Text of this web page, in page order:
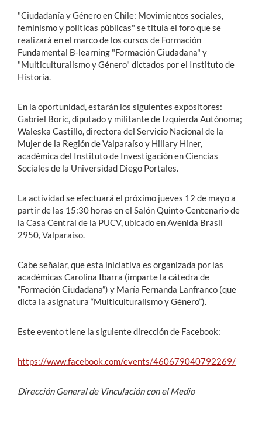
"Ciudadanía y Género en Chile: Movimientos sociales,
feminismo y políticas públicas" se titula el foro que se
realizará en el marco de los cursos de Formación
Fundamental B-learning "Formación Ciudadana" y
"Multiculturalismo y Género" dictados por el Instituto de
Historia.
En la oportunidad, estarán los siguientes expositores:
Gabriel Boric, diputado y militante de Izquierda Autónoma;
Waleska Castillo, directora del Servicio Nacional de la
Mujer de la Región de Valparaíso y Hillary Hiner,
académica del Instituto de Investigación en Ciencias
Sociales de la Universidad Diego Portales.
La actividad se efectuará el próximo jueves 12 de mayo a
partir de las 15:30 horas en el Salón Quinto Centenario de
la Casa Central de la PUCV, ubicado en Avenida Brasil
2950, Valparaíso.
Cabe señalar, que esta iniciativa es organizada por las
académicas Carolina Ibarra (imparte la cátedra de
“Formación Ciudadana”) y María Fernanda Lanfranco (que
dicta la asignatura “Multiculturalismo y Género”).
Este evento tiene la siguiente dirección de Facebook:
https://www.facebook.com/events/460679040792269/
Dirección General de Vinculación con el Medio